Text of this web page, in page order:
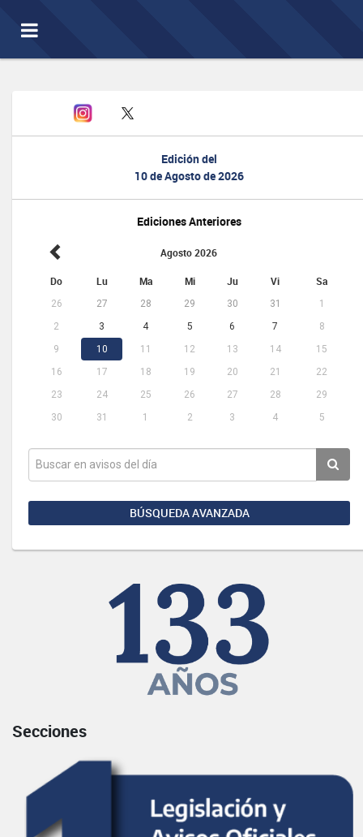
Toggle
navigation
Edición del
10 de Agosto de 2026
Ediciones Anteriores
Agosto 2026
Do Lu Ma Mi Ju Vi Sa
26 27 28 29 30 31
1
2
3 4 5 6 7
8
9
10 11 12 13 14
15
16
17 18 19 20 21
22
23
24 25 26 27 28
29
30
31 1 2 3 4 5
BÚSQUEDA AVANZADA
Secciones